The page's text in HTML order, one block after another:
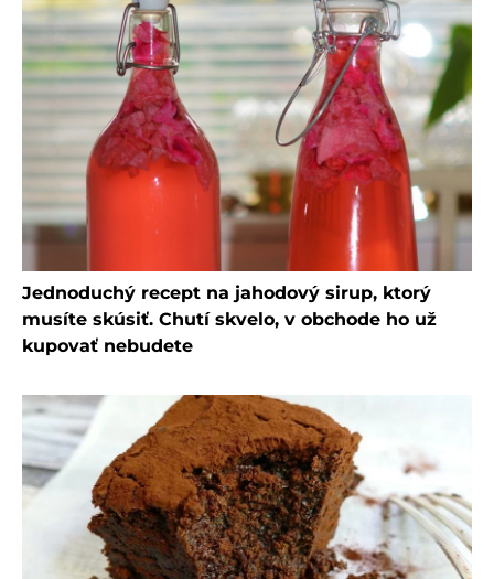
Jednoduchý recept na jahodový sirup, ktorý
musíte skúsiť. Chutí skvelo, v obchode ho už
kupovať nebudete